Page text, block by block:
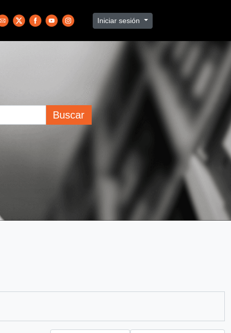
Iniciar sesión
Buscar